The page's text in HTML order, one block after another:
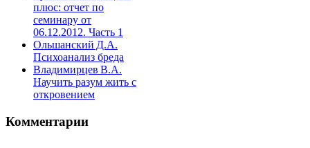
плюс: отчет по
семинару от
06.12.2012. Часть 1
Ольшанский Д.А.
Психоанализ бреда
Владимирцев В.А.
Научить разум жить с
откровением
Комментарии